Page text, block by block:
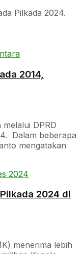
Pilkada 2024.
2014,
DPRD
Dalam beberapa
mengatakan
2024 di
menerima lebih